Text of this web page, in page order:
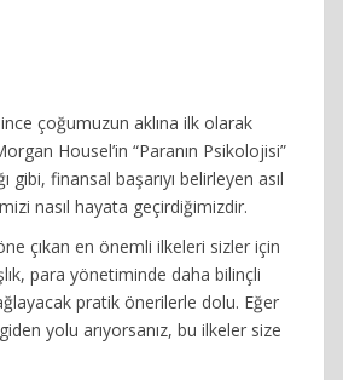
çoğumuzun aklına ilk olarak
Housel’in “Paranın Psikolojisi”
gibi, finansal başarıyı belirleyen asıl
nasıl hayata geçirdiğimizdir.
çıkan en önemli ilkeleri sizler için
para yönetiminde daha bilinçli
pratik önerilerle dolu. Eğer
yolu arıyorsanız, bu ilkeler size